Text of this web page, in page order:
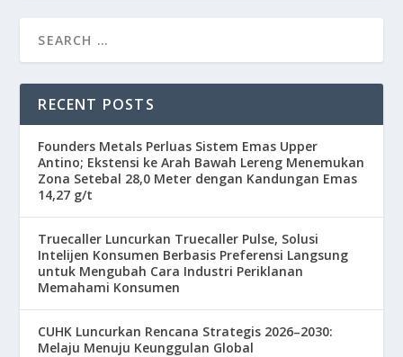
RECENT POSTS
Founders Metals Perluas Sistem Emas Upper
Antino; Ekstensi ke Arah Bawah Lereng Menemukan
Zona Setebal 28,0 Meter dengan Kandungan Emas
14,27 g/t
Truecaller Luncurkan Truecaller Pulse, Solusi
Intelijen Konsumen Berbasis Preferensi Langsung
untuk Mengubah Cara Industri Periklanan
Memahami Konsumen
CUHK Luncurkan Rencana Strategis 2026–2030:
Melaju Menuju Keunggulan Global